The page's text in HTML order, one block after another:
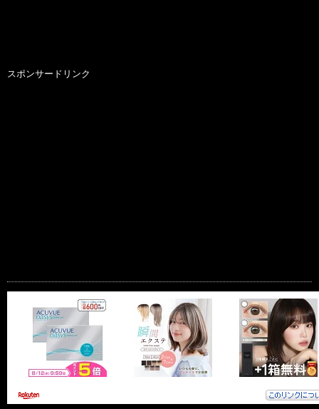
スポンサードリンク